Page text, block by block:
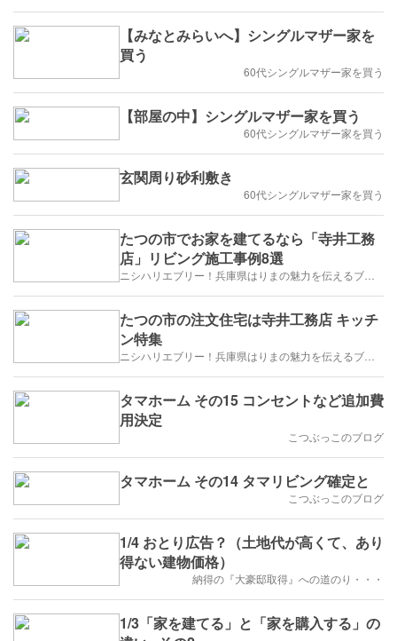
【みなとみらいへ】シングルマザー家を
買う
60代シングルマザー家を買う
【部屋の中】シングルマザー家を買う
60代シングルマザー家を買う
玄関周り砂利敷き
60代シングルマザー家を買う
たつの市でお家を建てるなら「寺井工務
店」リビング施工事例8選
たつの市の注文住宅は寺井工務店 キッチ
ン特集
タマホーム その15 コンセントなど追加費
用決定
こつぶっこのブログ
タマホーム その14 タマリビング確定と
こつぶっこのブログ
1/4 おとり広告？（土地代が高くて、あり
得ない建物価格）
納得の『大豪邸取得』への道のり・・・
1/3「家を建てる」と「家を購入する」の